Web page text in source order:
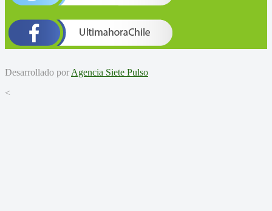
Desarrollado por Agencia Siete Pulso
<